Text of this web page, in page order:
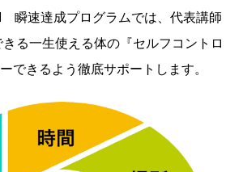
速達成プログラムでは、代表講師
る一生使える体の『セルフコントロ
できるよう徹底サポートします。